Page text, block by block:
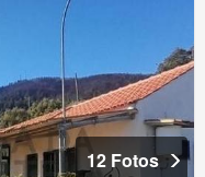
12 Fotos